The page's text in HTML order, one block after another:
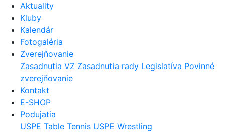
Aktuality
Kluby
Kalendár
Fotogaléria
Zverejňovanie
Zasadnutia VZ Zasadnutia rady Legislatíva Povinné
zverejňovanie
Kontakt
E-SHOP
Podujatia
USPE Table Tennis USPE Wrestling